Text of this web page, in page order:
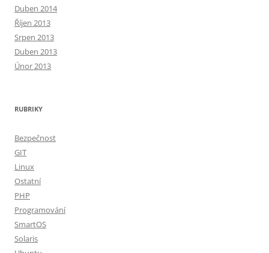
Duben 2014
Říjen 2013
Srpen 2013
Duben 2013
Únor 2013
RUBRIKY
Bezpečnost
GIT
Linux
Ostatní
PHP
Programování
SmartOS
Solaris